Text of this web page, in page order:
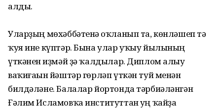
алды.
Уларҙың мөхәббәтенә һоҡланып та, көнләшеп тә
ҡуя ине күптәр. Бына улар уҡыу йылының
үткәнен һиҙмәй ҙә ҡалдылар. Диплом алыу
ваҡиғаһын йәштәр гөрләп үткән туй менән
билдәләне. Балалар йортонда тәрбиәләнгән
Ғәлим Исламовҡа институттан һуң ҡайҙа